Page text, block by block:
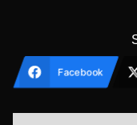
Facebook